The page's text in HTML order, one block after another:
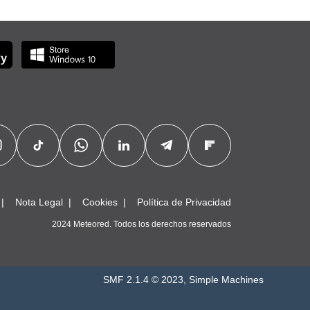
Nota Legal Cookies Política de Privacidad
2024 Meteored. Todos los derechos reservados
SMF 2.1.4 © 2023, Simple Machines